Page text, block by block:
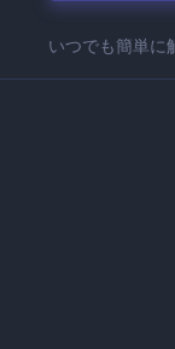
いつでも簡単に